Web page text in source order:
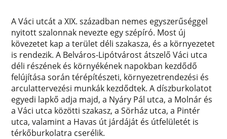
A Váci utcát a XIX. században nemes egyszerűséggel
nyitott szalonnak nevezte egy szépíró. Most új
kövezetet kap a terület déli szakasza, és a környezetet
is rendezik. A Belváros-Lipótvárost átszelő Váci utca
déli részének és környékének napokban kezdődő
felújítása során térépítészeti, környezetrendezési és
arculattervezési munkák kezdődtek. A díszburkolatot
egyedi lapkő adja majd, a Nyáry Pál utca, a Molnár és
a Váci utca közötti szakasz, a Sörház utca, a Pintér
utca, valamint a Havas út járdáját és útfelületét is
térkőburkolatra cserélik.